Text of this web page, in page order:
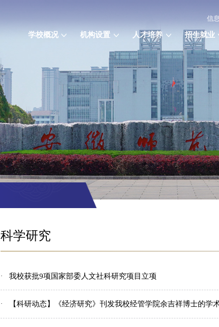
信
学校概况 机构设置 人才培养 招生就业
科学研究
我校获批9项国家部委人文社科研究项目立项
【科研动态】《经济研究》刊发我校经管学院余吉祥博士的学